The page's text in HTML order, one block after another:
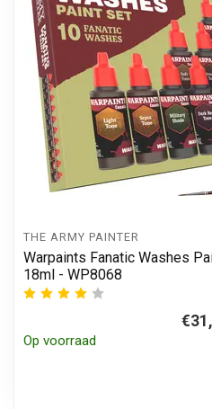
THE ARMY PAINTER
Warpaints Fanatic Washes
18ml - WP8068
Op voorraad